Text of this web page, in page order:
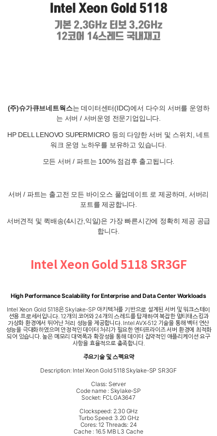
(주)슈가큐브네트웍스는 데이터센터(IDC)에서 다수의 서버를 운영하
는 서버 / 서버운영 전문기업입니다.
HP DELL LENOVO SUPERMICRO 등의 다양한 서버 및 스위치, 네트
워크 운영 노하우를 보유하고 있습니다.
모든 서버 / 파트는 100% 점검후 출고됩니다.
서버 / 파트는 출고전 모든 바이오스 풀업데이트 로 제공하며, 서버리
포트를 제공합니다.
서버견적 및 퀵배송(4시간,익일)은 가장 빠른시간에 정확히 제공 공급
합니다.
Intel Xeon Gold 5118 SR3GF
High Performance Scalability for Enterprise and Data Center Workloads
Intel Xeon Gold 5118은 Skylake-SP 아키텍처를 기반으로 설계된 서버 및 워크스테이
션용 프로세서입니다. 12개의 코어와 24개의 스레드를 탑재하여 복잡한 멀티태스킹과
가상화 환경에서 뛰어난 처리 성능을 제공합니다. Intel AVX-512 기술을 통해 벡터 연산
성능을 극대화하였으며 안정적인 데이터 처리가 필요한 엔터프라이즈 서버 환경에 최적화
되어 있습니다. 높은 메모리 대역폭과 확장성을 통해 데이터 집약적인 애플리케이션 요구
사항을 효율적으로 충족합니다.
주요기술 및 스펙요약
Description: Intel Xeon Gold 5118 Skylake-SP SR3GF
Class: Server
Code name : Skylake-SP
Socket: FCLGA3647
Clockspeed: 2.30 GHz
Turbo Speed: 3.20 GHz
Cores: 12 Threads: 24
Cache : 16.5 MB L3 Cache